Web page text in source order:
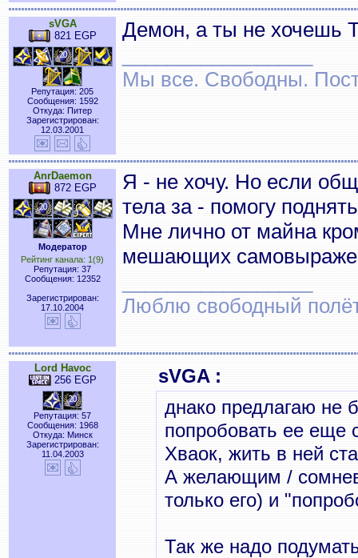
sVGA
821 EGP
Репутация: 205
Сообщения: 1592
Откуда: Питер
Зарегистрирован:
12.03.2001
Демон, а ты не хочешь
Мы все. Свободны.
AnrDaemon
872 EGP
Модератор
Рейтинг канала: 1(9)
Репутация: 37
Сообщения: 12352
Зарегистрирован:
17.10.2004
Я - не хочу. Но если
тела за - помогу
Мне лично от майна
мешающих
Люблю свободный
Lord Havoc
256 EGP
Репутация: 57
Сообщения: 1968
Откуда: Минск
Зарегистрирован:
11.04.2003
sVGA :
днако предлагаю не
попробовать ее еще
Хваок, жить в ней
А желающим /
только его) и
Так же надо